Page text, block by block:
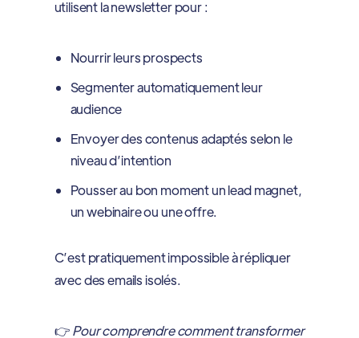
utilisent la newsletter pour :
Nourrir leurs prospects
Segmenter automatiquement leur
audience
Envoyer des contenus adaptés selon le
niveau d’intention
Pousser au bon moment un lead magnet,
un webinaire ou une offre.
C’est pratiquement impossible à répliquer
avec des emails isolés.
👉Pour comprendre comment transformer